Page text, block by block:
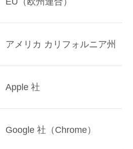
アメリカ カリフォルニア州
Apple 社
Google 社（Chrome）